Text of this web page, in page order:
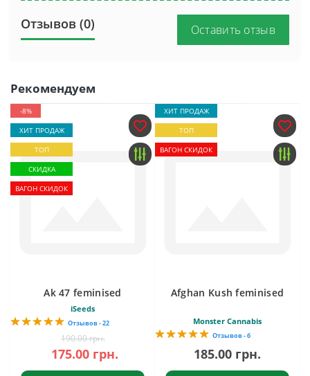
Отзывов (0) Оставить отзыв
Рекомендуем
-8%
ХИТ ПРОДАЖ
ТОП
СКИДКА
ВАГОН СКИДОК
Ak 47 feminised
iSeeds
Отзывов - 22
190.00 грн.
175.00 грн.
ХИТ ПРОДАЖ
ТОП
ВАГОН СКИДОК
Afghan Kush feminised
Monster Cannabis
Отзывов - 6
185.00 грн.